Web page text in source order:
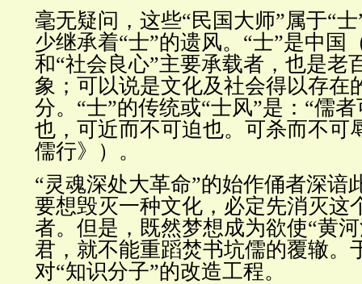
毫无疑问，这些“民国大师”属于“
少继承着“士”的遗风。“士”是中国
和“社会良心”主要承载者，也是老
象；可以说是文化及社会得以存在
分。“士”的传统或“士风”是： “儒
也，可近而不可迫也。可杀而不可
儒行》）。
“灵魂深处大革命”的始作俑者深谙
要想毁灭一种文化，必定先消灭这
者。但是，既然梦想成为欲使“黄
君，就不能重蹈焚书坑儒的覆辙。
对“知识分子”的改造工程。